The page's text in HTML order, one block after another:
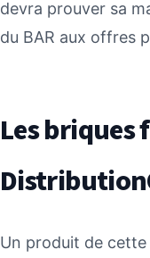
devra prouver sa
du BAR aux offres
Les briques
Un produit de